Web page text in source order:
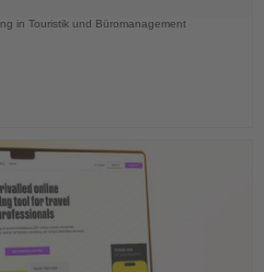
in Touristik und Büromanagement